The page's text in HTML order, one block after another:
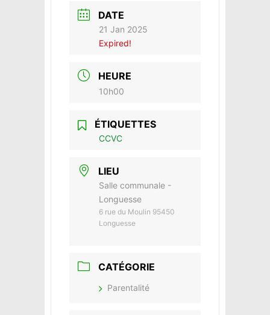
DATE
21 Jan 2025
Expired!
HEURE
10h00
ÉTIQUETTES
CCVC
LIEU
Salle communale -
Longuesse
6 rue du Moulin 95450
Longuesse
CATÉGORIE
Parentalité